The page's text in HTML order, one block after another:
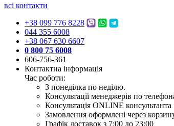
всі контакти
+38 099 776 8228
044 355 6008
+38 067 630 6607
0 800 75 6008
606-756-361
Контактна інформація
Час роботи:
З понеділка по неділю.
Консультації менеджерів по
Консультація ONLINE консультанта
Замовлення оформлені через
Графік доставок з 7:00 до 23:00